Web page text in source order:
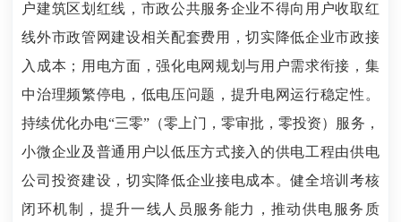
户建筑区划红线，市政公共服务企业不得向用户收取红
线外市政管网建设相关配套费用，切实降低企业市政接
入成本；用电方面，强化电网规划与用户需求衔接，集
中治理频繁停电，低电压问题，提升电网运行稳定性。
持续优化办电“三零”（零上门，零审批，零投资）服务，
小微企业及普通用户以低压方式接入的供电工程由供电
公司投资建设，切实降低企业接电成本。健全培训考核
闭环机制，提升一线人员服务能力，推动供电服务质